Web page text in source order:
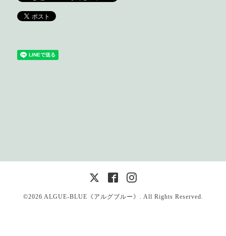
©2026 ALGUE-BLUE《アルグブルー》 . All Rights Reserved.